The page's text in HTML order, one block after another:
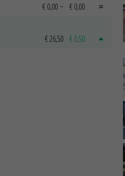
€ 0,00 ~ € 0,00
€ 26,50 € 0,50